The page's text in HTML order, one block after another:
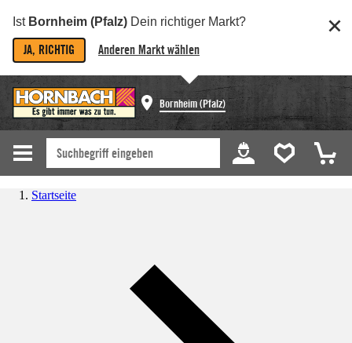
Ist Bornheim (Pfalz) Dein richtiger Markt?
JA, RICHTIG Anderen Markt wählen
Bornheim (Pfalz)
Startseite